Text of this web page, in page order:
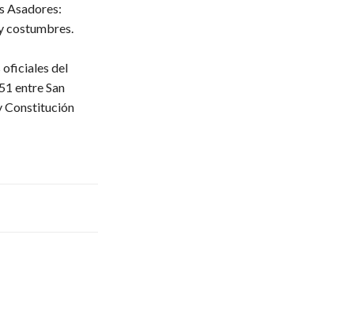
Asadores:
costumbres.
del
entre San
Constitución